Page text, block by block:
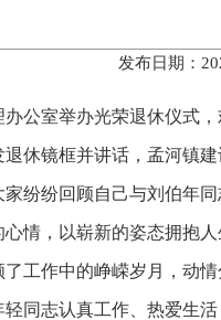
发布日期：
公室举办光荣退休仪式
休镜框并讲话，孟河镇
纷纷回顾自己与刘伯年
情，以崭新的姿态拥抱
工作中的峥嵘岁月，动
同志认真工作、热爱生